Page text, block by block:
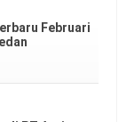
Februari